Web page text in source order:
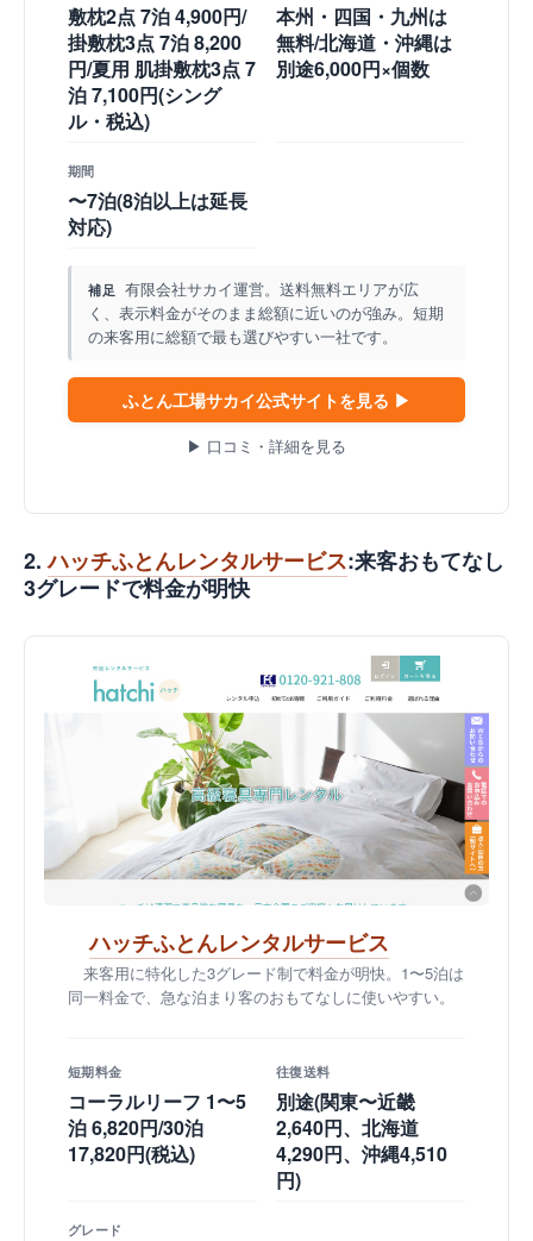
敷枕2点 7泊 4,900円/
掛敷枕3点 7泊 8,200
円/夏用 肌掛敷枕3点 7
泊 7,100円(シング
ル・税込)
本州・四国・九州は
無料/北海道・沖縄は
別途6,000円×個数
期間
〜7泊(8泊以上は延長
対応)
補足
有限会社サカイ運営。送料無料エリアが広
く、表示料金がそのまま総額に近いのが強み。短期
の来客用に総額で最も選びやすい一社です。
ふとん工場サカイ公式サイトを見る ▶
▶ 口コミ・詳細を見る
2.ハッチふとんレンタルサービス:来客おもてなし
3グレードで料金が明快
ハッチふとんレンタルサービス
来客用に特化した3グレード制で料金が明快。1〜5泊は
同一料金で、急な泊まり客のおもてなしに使いやすい。
短期料金
コーラルリーフ 1〜5
泊 6,820円/30泊
17,820円(税込)
往復送料
別途(関東〜近畿
2,640円、北海道
4,290円、沖縄4,510
円)
グレード